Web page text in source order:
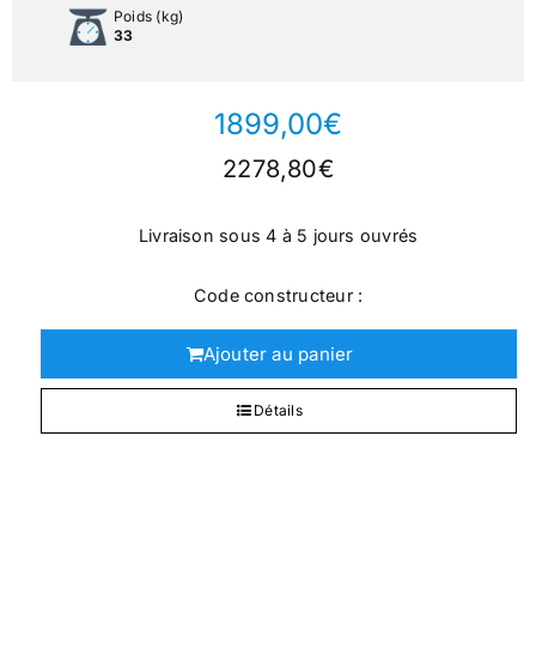
Poids (kg)
33
1899,00€
2278,80€
Livraison sous 4 à 5 jours ouvrés
Code constructeur :
Ajouter au panier
Détails